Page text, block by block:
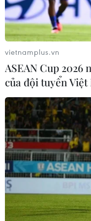
Việt
thành trung tâm văn
hàng đầu khu vực
Buổi hòa nhạc kéo
mới hoàn thành 4%
06/08/2026 11:54
Dự thảo Luật Kiến
định nhận diện bản
tộc
06/08/2026 11:29
vietnamplus.vn
ASEAN Cup 2026
của đội tuyển